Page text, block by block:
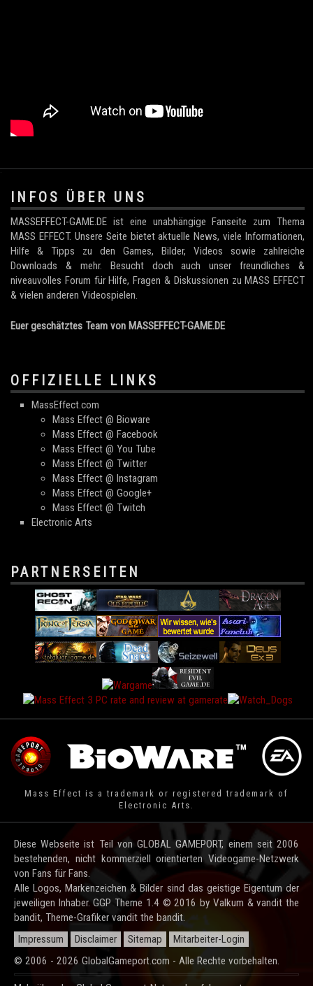
.
INFOS ÜBER UNS
MASSEFFECT-GAME.DE ist eine unabhängige Fanseite zum Thema
MASS EFFECT. Unsere Seite bietet aktuelle News, viele Informationen,
Hilfe & Tipps zu den Games, Bilder, Videos sowie zahlreiche
Downloads & mehr. Besucht doch auch unser freundliches &
niveauvolles Forum für Hilfe, Fragen & Diskussionen zu MASS EFFECT
& vielen anderen Videospielen.
Euer geschätztes Team von MASSEFFECT-GAME.DE
OFFIZIELLE LINKS
MassEffect.com
Mass Effect @ Bioware
Mass Effect @ Facebook
Mass Effect @ You Tube
Mass Effect @ Twitter
Mass Effect @ Instagram
Mass Effect @ Google+
Mass Effect @ Twitch
Electronic Arts
PARTNERSEITEN
Mass Effect is a trademark or registered trademark of
Electronic Arts.
Diese Webseite ist Teil von GLOBAL GAMEPORT, einem seit 2006
bestehenden, nicht kommerziell orientierten Videogame-Netzwerk
von Fans für Fans.
Alle Logos, Markenzeichen & Bilder sind das geistige Eigentum der
jeweiligen Inhaber. GGP Theme 1.4 © 2016 by Valkum & vandit the
bandit, Theme-Grafiker vandit the bandit.
Impressum
Disclaimer Sitemap
Mitarbeiter-Login
© 2006 - 2026 GlobalGameport.com - Alle Rechte vorbehalten.